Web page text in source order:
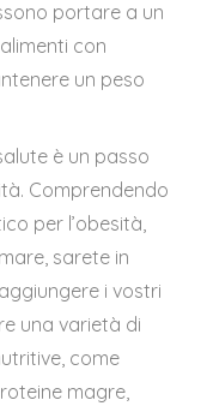
portare a un
con
un peso
è un passo
Comprendendo
per l’obesità,
sarete in
i vostri
una varietà di
come
magre,